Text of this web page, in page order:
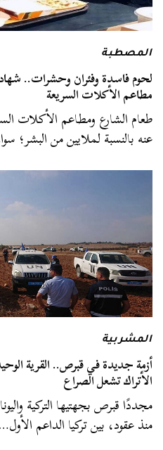
المصطبة
لحوم فاسدة وفئران وحشرات..
مطاعم الأكلات السريعة
طعام الشارع ومطاعم الأكلات
عنه بالنسبة لملايين من البشر؛
المشربية
أزمة جديدة في قبرص.. القرية
الأتراك تشعل الصراع
مجددًا قبرص بجهتيها التركية
منذ عقود، بين تركيا الداعم الأول…